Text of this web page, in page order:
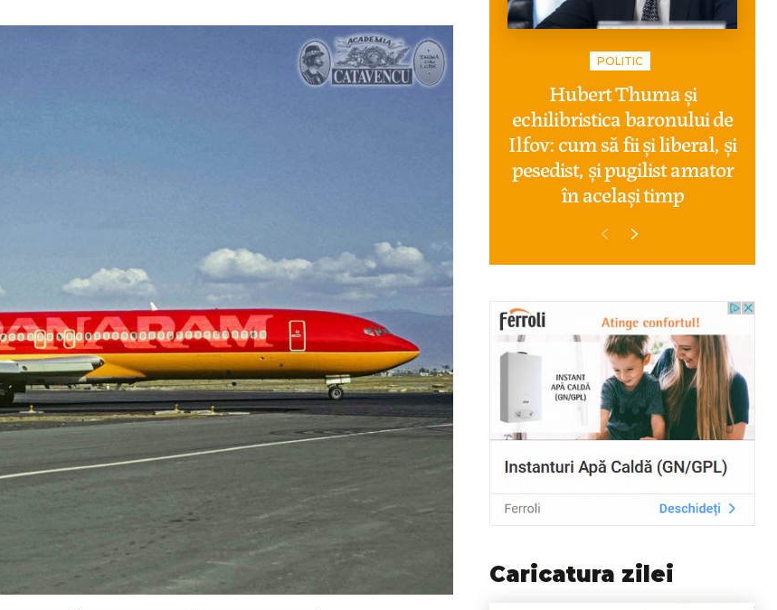
POLITIC
Hubert Thuma și
echilibristica baronului de
Ilfov: cum să fii și liberal, și
pesedist, și pugilist amator
în același timp
Caricatura zilei